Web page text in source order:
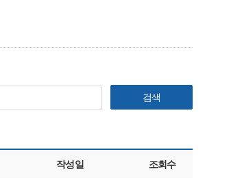
검색
작성일 조회수